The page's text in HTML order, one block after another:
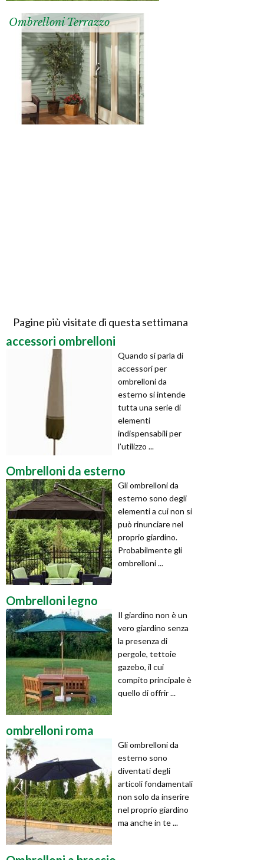
Ombrelloni Terrazzo
Pagine più visitate di questa settimana
accessori ombrelloni
Quando si parla di
accessori per
ombrelloni da
esterno si intende
tutta una serie di
elementi
indispensabili per
l’utilizzo ...
Ombrelloni da esterno
Gli ombrelloni da
esterno sono degli
elementi a cui non si
può rinunciare nel
proprio giardino.
Probabilmente gli
ombrelloni ...
Ombrelloni legno
Il giardino non è un
vero giardino senza
la presenza di
pergole, tettoie
gazebo, il cui
compito principale è
quello di offrir ...
ombrelloni roma
Gli ombrelloni da
esterno sono
diventati degli
articoli fondamentali
non solo da inserire
nel proprio giardino
ma anche in te ...